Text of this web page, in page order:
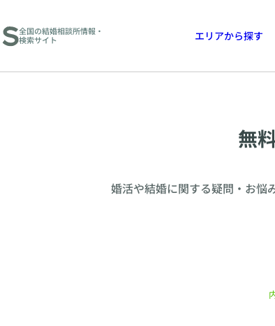
全国の結婚相談所情報・
検索サイト
エリアから探す
無
婚活や結婚に関する疑問・お悩